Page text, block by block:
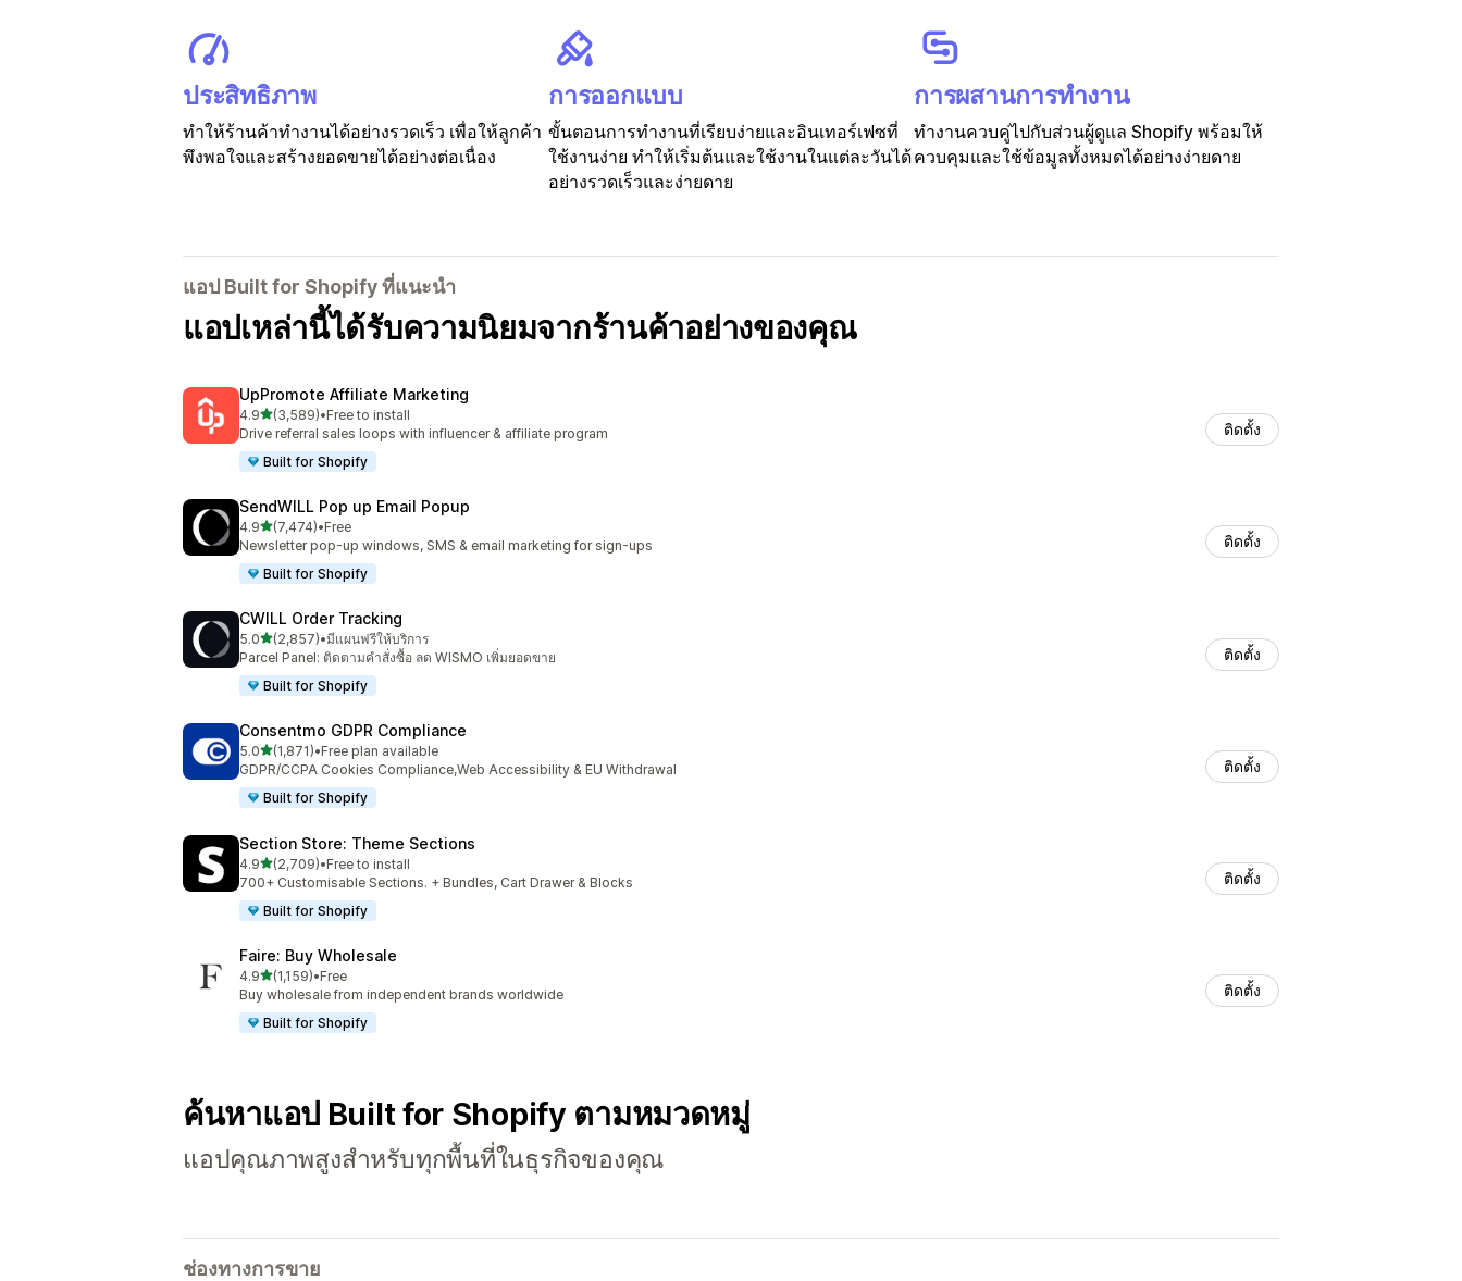
ประสิทธิภาพ
ทำให้ร้านค้าทำงานได้อย่างรวดเร็ว เพื่อให้ลูกค้า
พึงพอใจและสร้างยอดขายได้อย่างต่อเนื่อง
การออกแบบ
ขั้นตอนการทำงานที่เรียบง่ายและอินเทอร์เฟซที่
ใช้งานง่าย ทำให้เริ่มต้นและใช้งานในแต่ละวันได้
อย่างรวดเร็วและง่ายดาย
การผสานการทำงาน
ทำงานควบคู่ไปกับส่วนผู้ดูแล Shopify พร้อมให้
ควบคุมและใช้ข้อมูลทั้งหมดได้อย่างง่ายดาย
แอป Built for Shopify ที่แนะนำ
แอปเหล่านี้ได้รับความนิยมจากร้านค้าอย่างของคุณ
UpPromote Affiliate Marketing
4.9เต็ม 5 ดาว
(3,589)
ทั้งหมด 3589 รีวิว
•Free to install
Drive referral sales loops with influencer & affiliate program
Built for Shopify
ติดตั้ง
SendWILL Pop up Email Popup
4.9เต็ม 5 ดาว
(7,474)
ทั้งหมด 7474 รีวิว
•Free
Newsletter pop-up windows, SMS & email marketing for sign-ups
Built for Shopify
ติดตั้ง
CWILL Order Tracking
5.0เต็ม 5 ดาว
(2,857)
ทั้งหมด 2857 รีวิว
•มีแผนฟรีให้บริการ
Parcel Panel: ติดตามคำสั่งซื้อ ลด WISMO เพิ่มยอดขาย
Built for Shopify
ติดตั้ง
Consentmo GDPR Compliance
5.0เต็ม 5 ดาว
(1,871)
ทั้งหมด 1871 รีวิว
•Free plan available
GDPR/CCPA Cookies Compliance,Web Accessibility & EU Withdrawal
Built for Shopify
ติดตั้ง
Section Store: Theme Sections
4.9เต็ม 5 ดาว
(2,709)
ทั้งหมด 2709 รีวิว
•Free to install
700+ Customisable Sections. + Bundles, Cart Drawer & Blocks
Built for Shopify
ติดตั้ง
Faire: Buy Wholesale
4.9เต็ม 5 ดาว
(1,159)
ทั้งหมด 1159 รีวิว
•Free
Buy wholesale from independent brands worldwide
Built for Shopify
ติดตั้ง
ค้นหาแอป Built for Shopify ตามหมวดหมู่
แอปคุณภาพสูงสำหรับทุกพื้นที่ในธุรกิจของคุณ
ช่องทางการขาย